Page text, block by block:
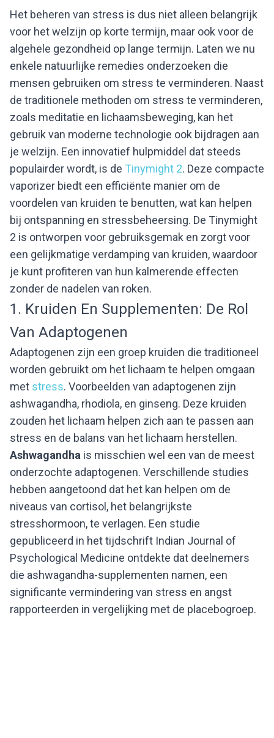
Het beheren van stress is dus niet alleen belangrijk
voor het welzijn op korte termijn, maar ook voor de
algehele gezondheid op lange termijn. Laten we nu
enkele natuurlijke remedies onderzoeken die
mensen gebruiken om stress te verminderen. Naast
de traditionele methoden om stress te verminderen,
zoals meditatie en lichaamsbeweging, kan het
gebruik van moderne technologie ook bijdragen aan
je welzijn. Een innovatief hulpmiddel dat steeds
populairder wordt, is de Tinymight 2. Deze compacte
vaporizer biedt een efficiënte manier om de
voordelen van kruiden te benutten, wat kan helpen
bij ontspanning en stressbeheersing. De Tinymight
2 is ontworpen voor gebruiksgemak en zorgt voor
een gelijkmatige verdamping van kruiden, waardoor
je kunt profiteren van hun kalmerende effecten
zonder de nadelen van roken.
1. Kruiden En Supplementen: De Rol
Van Adaptogenen
Adaptogenen zijn een groep kruiden die traditioneel
worden gebruikt om het lichaam te helpen omgaan
met stress. Voorbeelden van adaptogenen zijn
ashwagandha, rhodiola, en ginseng. Deze kruiden
zouden het lichaam helpen zich aan te passen aan
stress en de balans van het lichaam herstellen.
Ashwagandha is misschien wel een van de meest
onderzochte adaptogenen. Verschillende studies
hebben aangetoond dat het kan helpen om de
niveaus van cortisol, het belangrijkste
stresshormoon, te verlagen. Een studie
gepubliceerd in het tijdschrift Indian Journal of
Psychological Medicine ontdekte dat deelnemers
die ashwagandha-supplementen namen, een
significante vermindering van stress en angst
rapporteerden in vergelijking met de placebogroep.